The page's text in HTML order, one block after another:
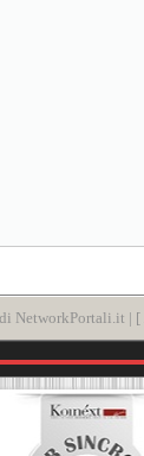
NetworkPortali.it | [